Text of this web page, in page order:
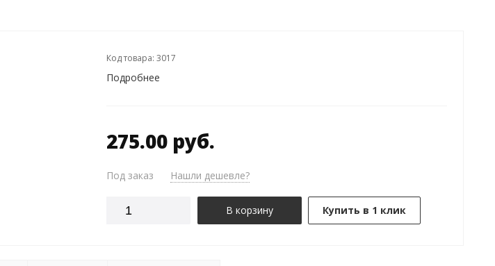
Код товара: 3017
Подробнее
275.00 руб.
Под заказ Нашли дешевле?
В корзину Купить в 1 клик